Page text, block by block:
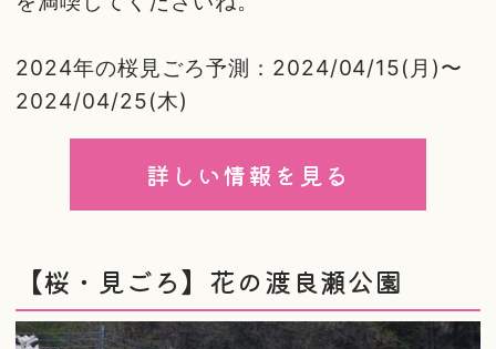
2024年の桜見ごろ予測：2024/04/15(月)〜
2024/04/25(木)
詳しい情報を見る
【桜・見ごろ】花の渡良瀬公園